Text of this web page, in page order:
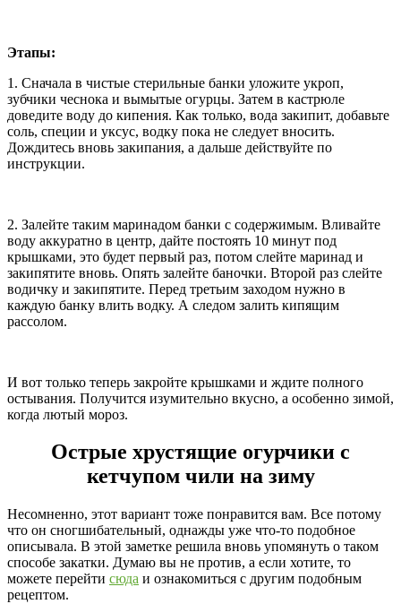
Этапы:
1. Сначала в чистые стерильные банки уложите укроп,
зубчики чеснока и вымытые огурцы. Затем в кастрюле
доведите воду до кипения. Как только, вода закипит, добавьте
соль, специи и уксус, водку пока не следует вносить.
Дождитесь вновь закипания, а дальше действуйте по
инструкции.
2. Залейте таким маринадом банки с содержимым. Вливайте
воду аккуратно в центр, дайте постоять 10 минут под
крышками, это будет первый раз, потом слейте маринад и
закипятите вновь. Опять залейте баночки. Второй раз слейте
водичку и закипятите. Перед третьим заходом нужно в
каждую банку влить водку. А следом залить кипящим
рассолом.
И вот только теперь закройте крышками и ждите полного
остывания. Получится изумительно вкусно, а особенно зимой,
когда лютый мороз.
Острые хрустящие огурчики с
кетчупом чили на зиму
Несомненно, этот вариант тоже понравится вам. Все потому
что он сногшибательный, однажды уже что-то подобное
описывала. В этой заметке решила вновь упомянуть о таком
способе закатки. Думаю вы не против, а если хотите, то
можете перейти сюда и ознакомиться с другим подобным
рецептом.